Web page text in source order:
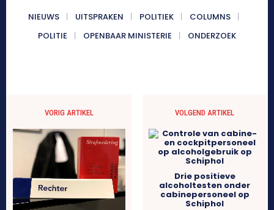
NIEUWS UITSPRAKEN POLITIEK
COLUMNS
POLITIE
OPENBAAR MINISTERIE ONDERZOEK
VORIG ARTIKEL VOLGEND ARTIKEL
Drie positieve
alcoholtesten onder
cabinepersoneel op
Schiphol